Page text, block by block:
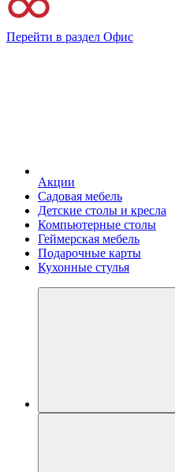
Перейти в раздел Офис
Акции
Садовая мебель
Детские столы и кресла
Компьютерные столы
Геймерская мебель
Подарочные карты
Кухонные стулья